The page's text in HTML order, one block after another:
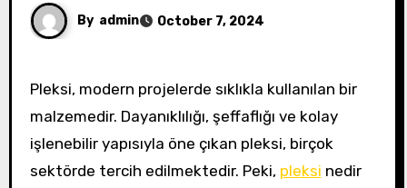
By admin October 7, 2024
Pleksi, modern projelerde sıklıkla kullanılan bir
malzemedir. Dayanıklılığı, şeffaflığı ve kolay
işlenebilir yapısıyla öne çıkan pleksi, birçok
sektörde tercih edilmektedir. Peki, pleksi nedir